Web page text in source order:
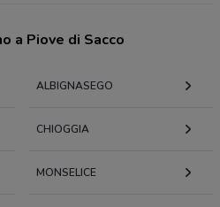
a Piove di Sacco
ALBIGNASEGO
CHIOGGIA
MONSELICE